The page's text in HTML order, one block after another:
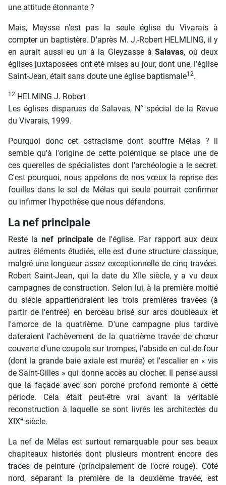
une attitude étonnante ?
Mais, Meysse n'est pas la seule église du Vivarais à
compter un baptistère. D'après M. J.-Robert HELMLING, il y
en aurait aussi eu un à la Gleyzasse àSalavas, où deux
églises juxtaposées ont été mises au jour, dont une, l'église
Saint-Jean, était sans doute une église baptismale12.
12 HELMING J.-Robert
Les églises disparues de Salavas, N° spécial de la Revue
du Vivarais, 1999.
Pourquoi donc cet ostracisme dont souffre Mélas ? ll
semble qu'à l'origine de cette polémique se place une de
ces querelles de spécialistes dont l'archéologie a le secret.
C'est pourquoi, nous appelons de nos vœux la reprise des
fouilles dans le sol de Mélas qui seule pourrait confirmer
ou infirmer l'hypothèse que nous défendons.
La nef principale
Reste lanef principalede l'église. Par rapport aux deux
autres éléments étudiés, elle est d'une structure classique,
malgré une longueur assez exceptionnelle de cinq travées.
Robert Saint-Jean, qui la date du XIIe siècle, y a vu deux
campagnes de construction. Selon lui, à la première moitié
du siècle appartiendraient les trois premières travées (à
partir de l'entrée) en berceau brisé sur arcs doubleaux et
l'amorce de la quatrième. D'une campagne plus tardive
dateraient l'achèvement de la quatrième travée de chœur
couverte d'une coupole sur trompes, l'abside en cul-de-four
(dont la grande baie axiale est murée) et l'escalier en « vis
de Saint-Gilles » qui donne accès au clocher. Il pense aussi
que la façade avec son porche profond remonte à cette
période. Cela était peut-être vrai avant la véritable
reconstruction à laquelle se sont livrés les architectes du
XIXe siècle.
La nef de Mélas est surtout remarquable pour ses beaux
chapiteaux historiés dont plusieurs montrent encore des
traces de peinture (principalement de l'ocre rouge). Côté
nord, séparant la première de la deuxième travée, est